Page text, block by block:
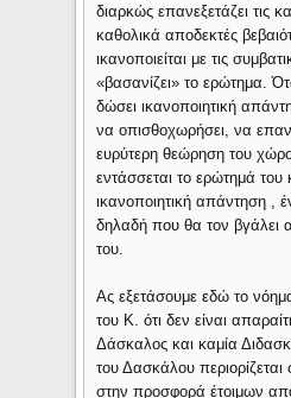
διαρκώς επανεξετάζει τις
καθολικά αποδεκτές
ικανοποιείται με τις
«βασανίζει» το ερώτημα.
δώσει ικανοποιητική
να οπισθοχωρήσει, να
ευρύτερη θεώρηση του
εντάσσεται το ερώτημά του
ικανοποιητική απάντηση ,
δηλαδή που θα τον βγάλει
του.
Ας εξετάσουμε εδώ το
του Κ. ότι δεν είναι
Δάσκαλος και καμία
του Δασκάλου περιορίζεται
στην προσφορά έτοιμων